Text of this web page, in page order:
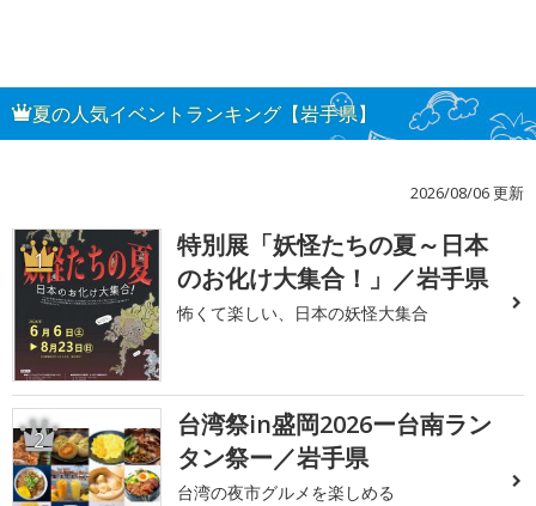
夏の人気イベントランキング【岩手県】
2026/08/06 更新
1
特別展「妖怪たちの夏～日本
のお化け大集合！」／岩手県
怖くて楽しい、日本の妖怪大集合
2
台湾祭in盛岡2026ー台南ラン
タン祭ー／岩手県
台湾の夜市グルメを楽しめる